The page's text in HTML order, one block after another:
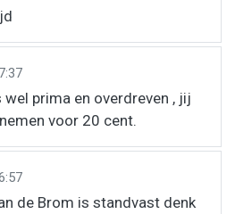
prima en overdreven , jij
voor 20 cent.
de Brom is standvast denk